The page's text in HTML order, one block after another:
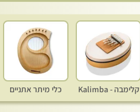
קלימבה - Kalimba כלי מיתר אתניים